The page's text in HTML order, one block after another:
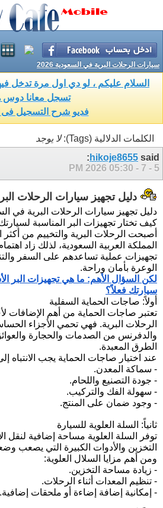
سيارات الرحلات البرية في السعودية 2026
السلام عليكم ، لو دي اول مرة تدخل
تسجل معانا دوس
فديو شرح التسجيل فى
الكلمات الدلالية (Tags):
لا يوجد
hikoje8655 said:
5 - 7 - 2026
05:30 PM
دليل تجهيز سيارات الرحلات
دليل تجهيز سيارات الرحلات البرية في
كيف تختار تجهيزات البر المناسبة
أصبحت الرحلات البرية والتخييم من أكثر
المملكة العربية السعودية، لذلك زاد
تجهيزات عملية تساعدهم على السفر
الوعرة بأمان وراحة.
لكن السؤال الأهم: ما هي تجهيزات البر
سيارتك فعلاً؟
أولاً: صاجات الحماية السفلية
تعتبر صاجات الحماية من أهم الإضافات
الرحلات البرية. فهي تحمي الأجزاء
والدفرنس من الصدمات والحجارة والعوائق
الطرق المعبدة.
عند اختيار صاجات الحماية يجب الانتباه
- سماكة المعدن.
- جودة التصنيع واللحام.
- سهولة الفك والتركيب.
- وجود ضمان على المنتج.
ثانياً: السلة العلوية للسيارة
توفر السلة العلوية مساحة إضافية لنقل
التخزين والأدوات الكبيرة التي يصعب
ومن أهم مزايا السلال العلوية:
- زيادة مساحة التخزين.
- تنظيم المعدات أثناء الرحلات.
- إمكانية إضافة إضاءة أو ملحقات إضافية.